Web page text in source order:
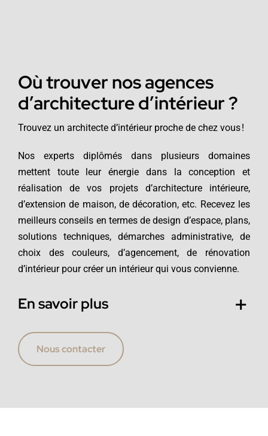
Où trouver nos agences
d’architecture d’intérieur ?
Trouvez un architecte d’intérieur proche de chez vous !
Nos experts diplômés dans plusieurs domaines
mettent toute leur énergie dans la conception et
réalisation de vos projets d’architecture intérieure,
d’extension de maison, de décoration, etc. Recevez les
meilleurs conseils en termes de design d’espace, plans,
solutions techniques, démarches administrative, de
choix des couleurs, d’agencement, de rénovation
d’intérieur pour créer un intérieur qui vous convienne.
En savoir plus
Nous contacter